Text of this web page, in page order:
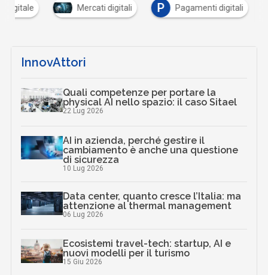
digitale Mercati digitali P Pagamenti digitali
InnovAttori
Quali competenze per portare la
physical AI nello spazio: il caso Sitael
22 Lug 2026
AI in azienda, perché gestire il
cambiamento è anche una questione
di sicurezza
10 Lug 2026
Data center, quanto cresce l’Italia: ma
attenzione al thermal management
06 Lug 2026
Ecosistemi travel-tech: startup, AI e
nuovi modelli per il turismo
15 Giu 2026